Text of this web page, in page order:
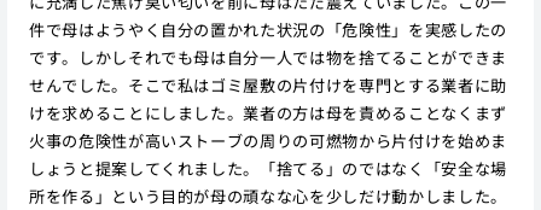
件で母はようやく自分の置かれた状況の「危険性」を実感したの
です。しかしそれでも母は自分一人では物を捨てることができま
せんでした。そこで私はゴミ屋敷の片付けを専門とする業者に助
けを求めることにしました。業者の方は母を責めることなくまず
火事の危険性が高いストーブの周りの可燃物から片付けを始めま
しょうと提案してくれました。「捨てる」のではなく「安全な場
所を作る」という目的が母の頑なな心を少しだけ動かしました。